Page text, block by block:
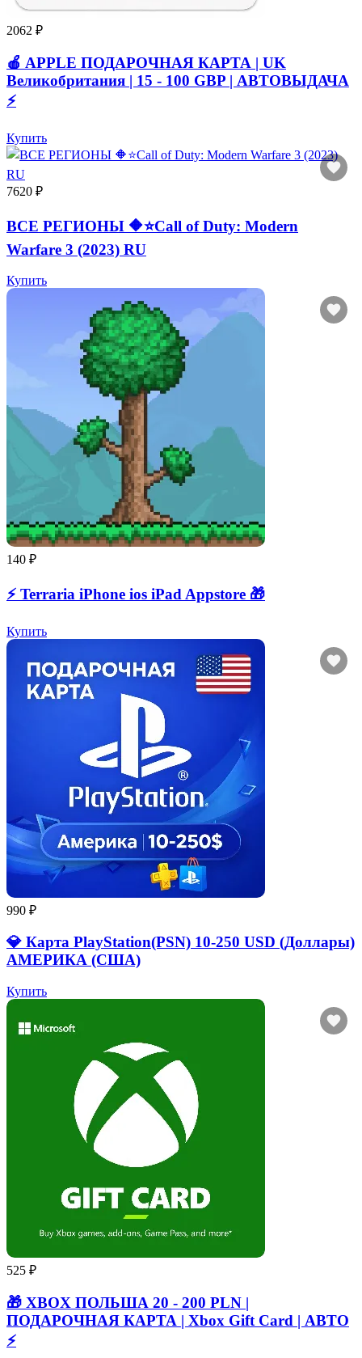
2062 ₽
🍎 APPLE ПОДАРОЧНАЯ КАРТА | UK
Великобритания | 15 - 100 GBP | АВТОВЫДАЧА
⚡️
Купить
7620 ₽
ВСЕ РЕГИОНЫ 🔶⭐Call of Duty: Modern
Warfare 3 (2023) RU
Купить
140 ₽
⚡️ Terraria iPhone ios iPad Appstore 🎁
Купить
990 ₽
💎 Карта PlayStation(PSN) 10-250 USD (Доллары)
АМЕРИКА (США)
Купить
525 ₽
🎁 XBOX ПОЛЬША 20 - 200 PLN |
ПОДАРОЧНАЯ КАРТА | Xbox Gift Card | АВТО
⚡